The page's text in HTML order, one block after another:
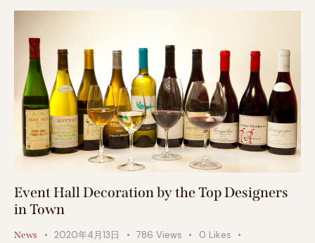
Event Hall Decoration by the Top Designers
in Town
News 2020年4月13日 786 Views 0 Likes